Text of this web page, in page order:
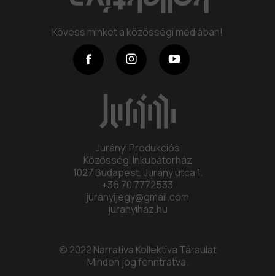
Program
Kollektíva
Kapcsolat
Kövess minket a közösségi médiában!
Jurányi Produkciós
Közösségi Inkubátorház
1027 Budapest, Jurány utca 1.
+36 70 7772533
juranyijegy@gmail.com
juranyihaz.hu
© 2022 Narrativa Kollektiva Társulat
Minden jog fenntratva.